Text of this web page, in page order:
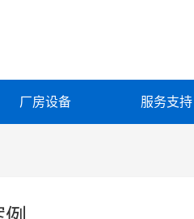
厂房设备 服务支持